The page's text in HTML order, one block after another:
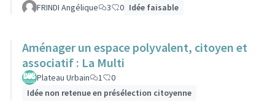
FRINDI Angélique 3 0 Idée faisable
Aménager un espace polyvalent, citoyen et
associatif : La Multi
Plateau Urbain 1
0
Idée non retenue en présélection citoyenne